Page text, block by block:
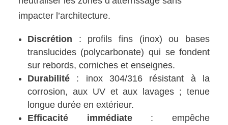
impacter l’architecture.
Discrétion : profils fins (inox) ou bases
translucides (polycarbonate) qui se fondent
sur rebords, corniches et enseignes.
Durabilité: inox 304/316 résistant à la
corrosion, aux UV et aux lavages ; tenue
longue durée en extérieur.
Efficacité immédiate: empêche